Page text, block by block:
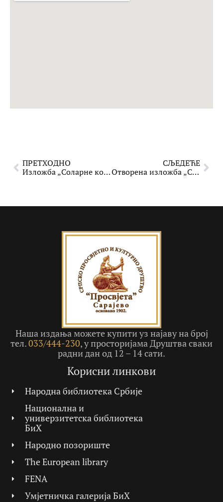
ПРЕТХОДНО
Изложба „Соларне конвергенције“ Срђана Стефановића у Сарајеву
СЉЕДЕЋЕ
Отворена изложба „Соларне конвергенције“ у Галерији СПКД „Просвјета“ Сарајево
Наша издања можете купити уз најаву на број
тел.033/444-230, у просторијама Друштва сваки
радни дан од 12 – 14 сати.
Корисни линкови
Народна библиотека Србије
Национална и
универзитетска библиотека
БиХ
Народно позориште
The European library
FENA
Умјетничка галерија БиХ